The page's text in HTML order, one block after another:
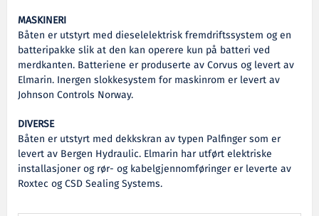
MASKINERI
Båten er utstyrt med dieselelektrisk fremdriftssystem og en
batteripakke slik at den kan operere kun på batteri ved
merdkanten. Batteriene er produserte av Corvus og levert av
Elmarin. Inergen slokkesystem for maskinrom er levert av
Johnson Controls Norway.
DIVERSE
Båten er utstyrt med dekkskran av typen Palfinger som er
levert av Bergen Hydraulic. Elmarin har utført elektriske
installasjoner og rør- og kabelgjennomføringer er leverte av
Roxtec og CSD Sealing Systems.